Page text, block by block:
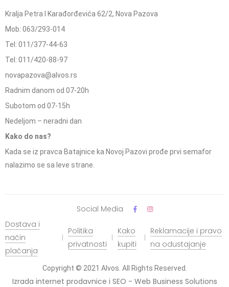
Kralja Petra I Karađorđevića 62/2, Nova Pazova
Mob: 063/293-014
Tel: 011/377-44-63
Tel: 011/420-88-97
novapazova@alvos.rs
Radnim danom od 07-20h
Subotom od 07-15h
Nedeljom – neradni dan
Kako do nas?
Kada se iz pravca Batajnice ka Novoj Pazovi prođe prvi semafor
nalazimo se sa leve strane.
Copyright © 2021 Alvos. All Rights Reserved.
Izrada internet prodavnice i SEO - Web Business Solutions
Dostava i
način
plaćanja
Politika
privatnosti
Kako
kupiti
Reklamacije i pravo
na odustajanje
Social Media